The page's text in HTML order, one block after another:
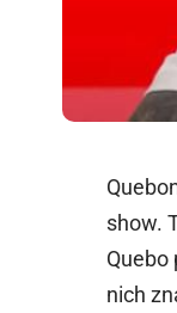
show.
Quebo
nich